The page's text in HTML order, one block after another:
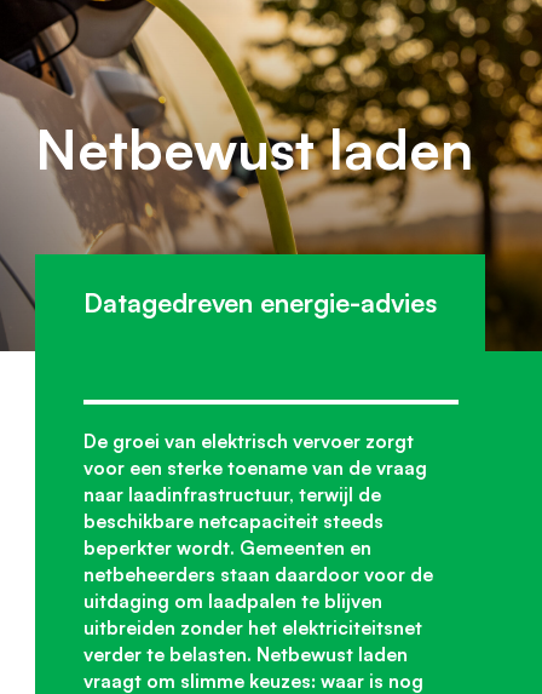
Netbewust laden
Datagedreven energie-advies
De groei van elektrisch vervoer zorgt
voor een sterke toename van de vraag
naar laadinfrastructuur, terwijl de
beschikbare netcapaciteit steeds
beperkter wordt. Gemeenten en
netbeheerders staan daardoor voor de
uitdaging om laadpalen te blijven
uitbreiden zonder het elektriciteitsnet
verder te belasten. Netbewust laden
vraagt om slimme keuzes: waar is nog